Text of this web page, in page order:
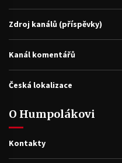
Zdroj kanálů (příspěvky)
Kanál komentářů
Česká lokalizace
O Humpolákovi
Kontakty